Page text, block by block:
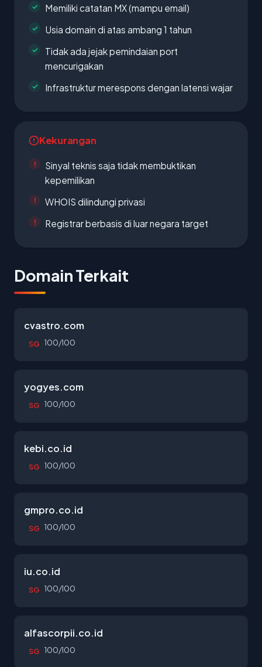
Memiliki catatan MX (mampu email)
Usia domain di atas ambang 1 tahun
Tidak ada jejak pemindaian port
mencurigakan
Infrastruktur merespons dengan latensi wajar
Kekurangan
Sinyal teknis saja tidak membuktikan
kepemilikan
WHOIS dilindungi privasi
Registrar berbasis di luar negara target
Domain Terkait
cvastro.com
SG 100/100
yogyes.com
SG 100/100
kebi.co.id
SG 100/100
gmpro.co.id
SG 100/100
iu.co.id
SG 100/100
alfascorpii.co.id
SG 100/100